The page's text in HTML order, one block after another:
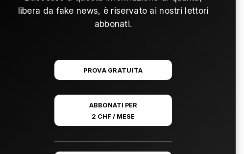
libera da fake news, è riservato ai nostri lettori
abbonati.
PROVA GRATUITA
ABBONATI PER
2 CHF / MESE